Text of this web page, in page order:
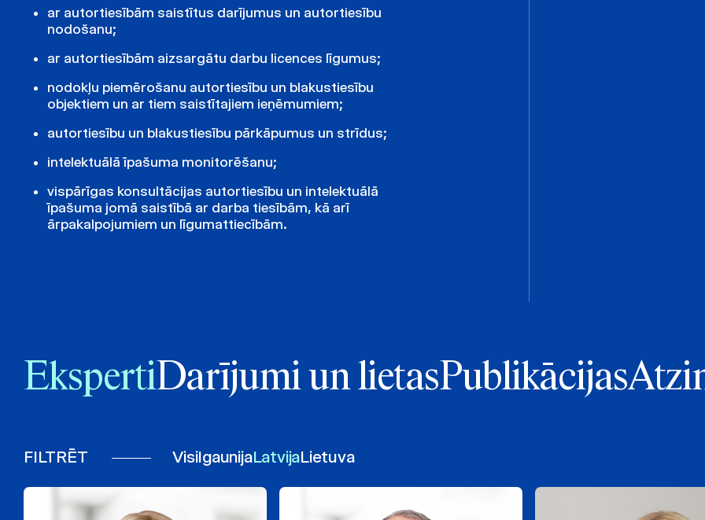
ar autortiesībām saistītus darījumus un autortiesību
nodošanu;
ar autortiesībām aizsargātu darbu licences līgumus;
nodokļu piemērošanu autortiesību un blakustiesību
objektiem un ar tiem saistītajiem ieņēmumiem;
autortiesību un blakustiesību pārkāpumus un strīdus;
intelektuālā īpašuma monitorēšanu;
vispārīgas konsultācijas autortiesību un intelektuālā
īpašuma jomā saistībā ar darba tiesībām, kā arī
ārpakalpojumiem un līgumattiecībām.
EkspertiDarījumi un lietasPublikācijas
FILTRĒT VisiIgaunijaLatvijaLietuva